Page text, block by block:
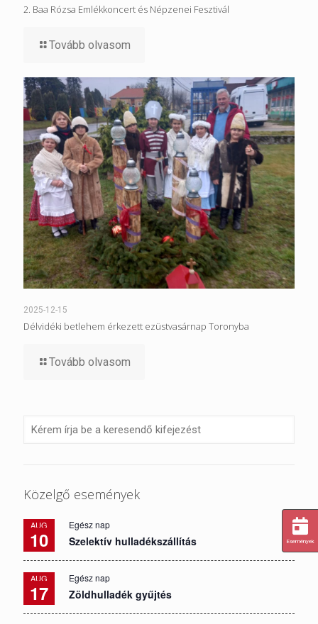
2. Baa Rózsa Emlékkoncert és Népzenei Fesztivál
Tovább olvasom
2025-12-15
Délvidéki betlehem érkezett ezüstvasárnap Toronyba
Tovább olvasom
Közelgő események
AUG
10
Egész nap
Szelektív hulladékszállítás
AUG
17
Egész nap
Zöldhulladék gyűjtés
Események